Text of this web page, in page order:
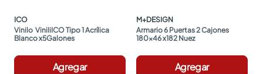
ICO
Vinilo  ViniliICO Tipo 1 Acrílica
Blanco x5Galones
Agregar
M+DESIGN
Armario 6 Puertas 2 Cajones
180x46 x182 Nuez
Agregar